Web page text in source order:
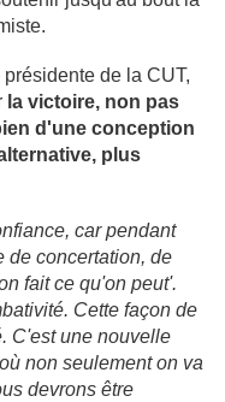
de la CUT,
la victoire, non pas
d'une conception
plus
car pendant
de concertation, de
fait ce qu'on peut'.
Cette façon de
C'est une nouvelle
non seulement on va
devrons être